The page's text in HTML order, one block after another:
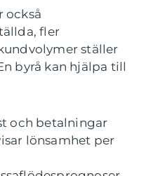
också
fler
ställer
byrå kan hjälpa till
och betalningar
lönsamhet per